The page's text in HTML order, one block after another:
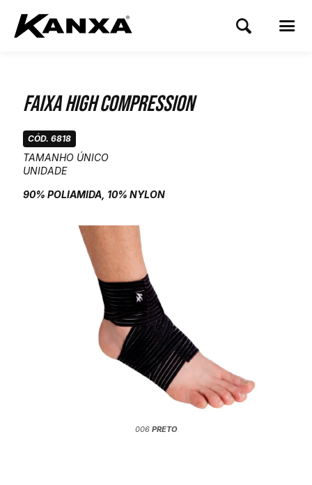
Faixa High Compression
CÓD. 6818
TAMANHO ÚNICO
UNIDADE
90% POLIAMIDA, 10% NYLON
006 PRETO